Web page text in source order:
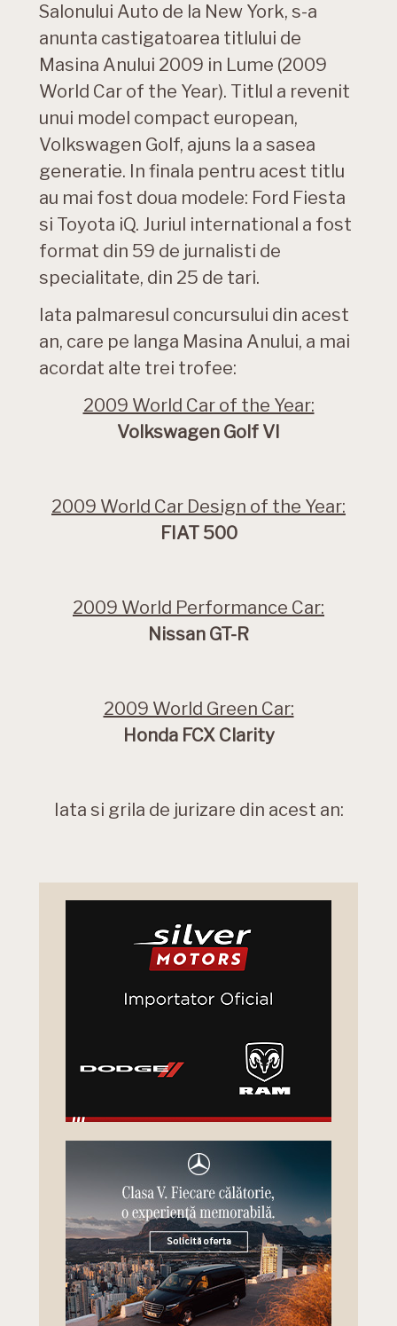
Salonului Auto de la New York, s-a
anunta castigatoarea titlului de
Masina Anului 2009 in Lume (2009
World Car of the Year). Titlul a revenit
unui model compact european,
Volkswagen Golf, ajuns la a sasea
generatie. In finala pentru acest titlu
au mai fost doua modele: Ford Fiesta
si Toyota iQ. Juriul international a fost
format din 59 de jurnalisti de
specialitate, din 25 de tari.
Iata palmaresul concursului din acest
an, care pe langa Masina Anului, a mai
acordat alte trei trofee:
2009 World Car of the Year:
Volkswagen Golf VI
2009 World Car Design of the Year:
FIAT 500
2009 World Performance Car:
Nissan GT-R
2009 World Green Car:
Honda FCX Clarity
Iata si grila de jurizare din acest an: